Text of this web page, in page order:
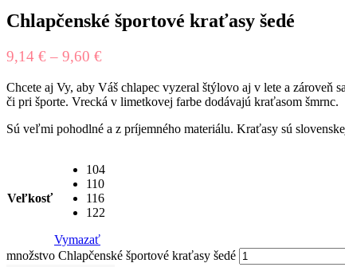
Chlapčenské športové kraťasy šedé
9,14 € – 9,60 €
Chcete aj Vy, aby Váš chlapec vyzeral štýlovo aj v lete a
či pri športe. Vrecká v limetkovej farbe dodávajú kraťasom šmrnc.
Sú veľmi pohodlné a z príjemného materiálu. Kraťasy sú
Veľkosť
104
110
116
122
Vymazať
množstvo Chlapčenské športové kraťasy šedé